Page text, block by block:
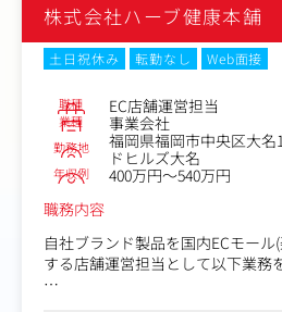
・社内メンバー、外部パートナー
・営業チームや経営陣と連携した
効果報告
ただけます。
＜主な業務内容＞
高級腕時計やジュエリーの魅力が
う、商品の特徴や状態などの情報
す。
そのほか、注文内容の確認や受注
など、ご注文からお届けまでの一
ECサイトに掲載する商品の撮影を
や明るさの補正など、より魅力的
います。
株式会社ハーブ健康本舗
土日祝休み 転勤なし
Web面接
職種 EC店舗運営担当
業種 事業会社
勤務地
福岡県福岡市中央区大名
ドヒルズ大名
年収例
400万円～540万円
職務内容
自社ブランド製品を国内ECモー
する店舗運営担当として以下業務